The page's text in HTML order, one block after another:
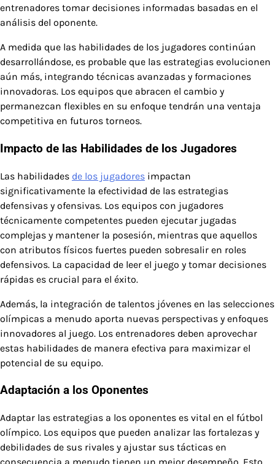
entrenadores tomar decisiones informadas basadas en el
análisis del oponente.
A medida que las habilidades de los jugadores continúan
desarrollándose, es probable que las estrategias evolucionen
aún más, integrando técnicas avanzadas y formaciones
innovadoras. Los equipos que abracen el cambio y
permanezcan flexibles en su enfoque tendrán una ventaja
competitiva en futuros torneos.
Impacto de las Habilidades de los Jugadores
Las habilidades de los jugadores impactan
significativamente la efectividad de las estrategias
defensivas y ofensivas. Los equipos con jugadores
técnicamente competentes pueden ejecutar jugadas
complejas y mantener la posesión, mientras que aquellos
con atributos físicos fuertes pueden sobresalir en roles
defensivos. La capacidad de leer el juego y tomar decisiones
rápidas es crucial para el éxito.
Además, la integración de talentos jóvenes en las selecciones
olímpicas a menudo aporta nuevas perspectivas y enfoques
innovadores al juego. Los entrenadores deben aprovechar
estas habilidades de manera efectiva para maximizar el
potencial de su equipo.
Adaptación a los Oponentes
Adaptar las estrategias a los oponentes es vital en el fútbol
olímpico. Los equipos que pueden analizar las fortalezas y
debilidades de sus rivales y ajustar sus tácticas en